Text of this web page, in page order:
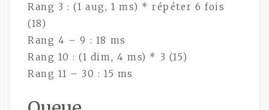
Rang 3 : (1 aug, 1 ms) * répéter 6 fois
(18)
Rang 4 – 9 : 18 ms
Rang 10 : (1 dim, 4 ms) * 3 (15)
Rang 11 – 30 : 15 ms